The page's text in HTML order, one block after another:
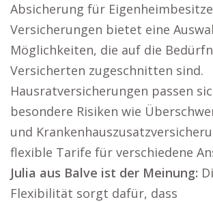
Absicherung für
Versicherungen bietet eine
Möglichkeiten, die auf die
Versicherten zugeschnitten sind.
Hausratversicherungen passen
besondere Risiken wie
und
flexible Tarife für verschiedene
Julia aus Balve ist der Meinung:
Flexibilität sorgt dafür, dass